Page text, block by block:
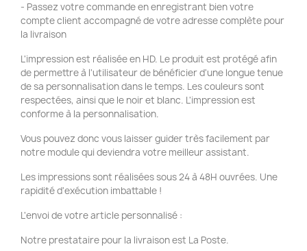
- Passez votre commande en enregistrant bien votre
compte client accompagné de votre adresse complète pour
la livraison
L'impression est réalisée en HD. Le produit est protégé afin
de permettre à l'utilisateur de bénéficier d'une longue tenue
de sa personnalisation dans le temps. Les couleurs sont
respectées, ainsi que le noir et blanc. L'impression est
conforme à la personnalisation.
Vous pouvez donc vous laisser guider très facilement par
notre module qui deviendra votre meilleur assistant.
Les impressions sont réalisées sous 24 à 48H ouvrées. Une
rapidité d'exécution imbattable !
L'envoi de votre article personnalisé :
Notre prestataire pour la livraison est La Poste.